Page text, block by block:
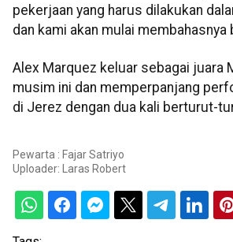
pekerjaan yang harus dilakukan
dan kami akan mulai membahasnya
Alex Marquez keluar sebagai juara
musim ini dan memperpanjang
di Jerez dengan dua kali berturut-
Pewarta : Fajar Satriyo
Uploader: Laras Robert